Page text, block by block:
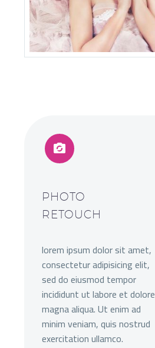


PHOTO
RETOUCH
lorem ipsum dolor sit amet,
consectetur adipisicing elit,
sed do eiusmod tempor
incididunt ut labore et dolore
magna aliqua. Ut enim ad
minim veniam, quis nostrud
exercitation ullamco.